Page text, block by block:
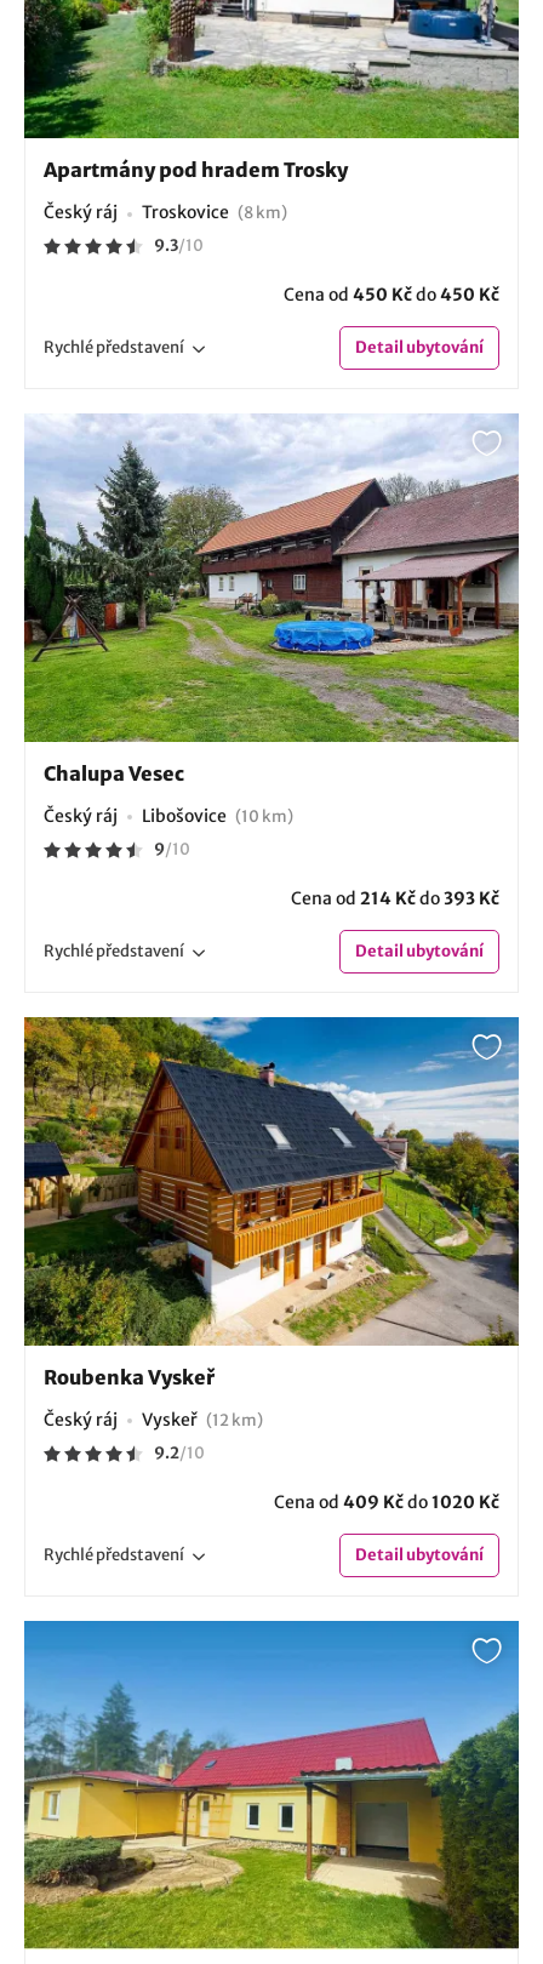
Apartmány pod hradem Trosky
Český ráj Troskovice (8 km)
9.3/10
Cena od 450 Kčdo450 Kč
Rychlépředstavení Detailubytování
Chalupa Vesec
Český ráj Libošovice (10 km)
9/10
Cena od 214 Kčdo393 Kč
Rychlépředstavení Detailubytování
Roubenka Vyskeř
Český ráj Vyskeř (12 km)
9.2/10
Cena od 409 Kčdo1020 Kč
Rychlépředstavení Detailubytování